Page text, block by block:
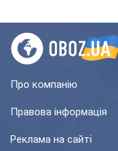
Про компанію
Правова інформація
Реклама на сайті